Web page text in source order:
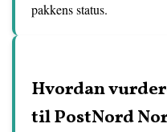
pakkens status.
Hvordan
til PostNord